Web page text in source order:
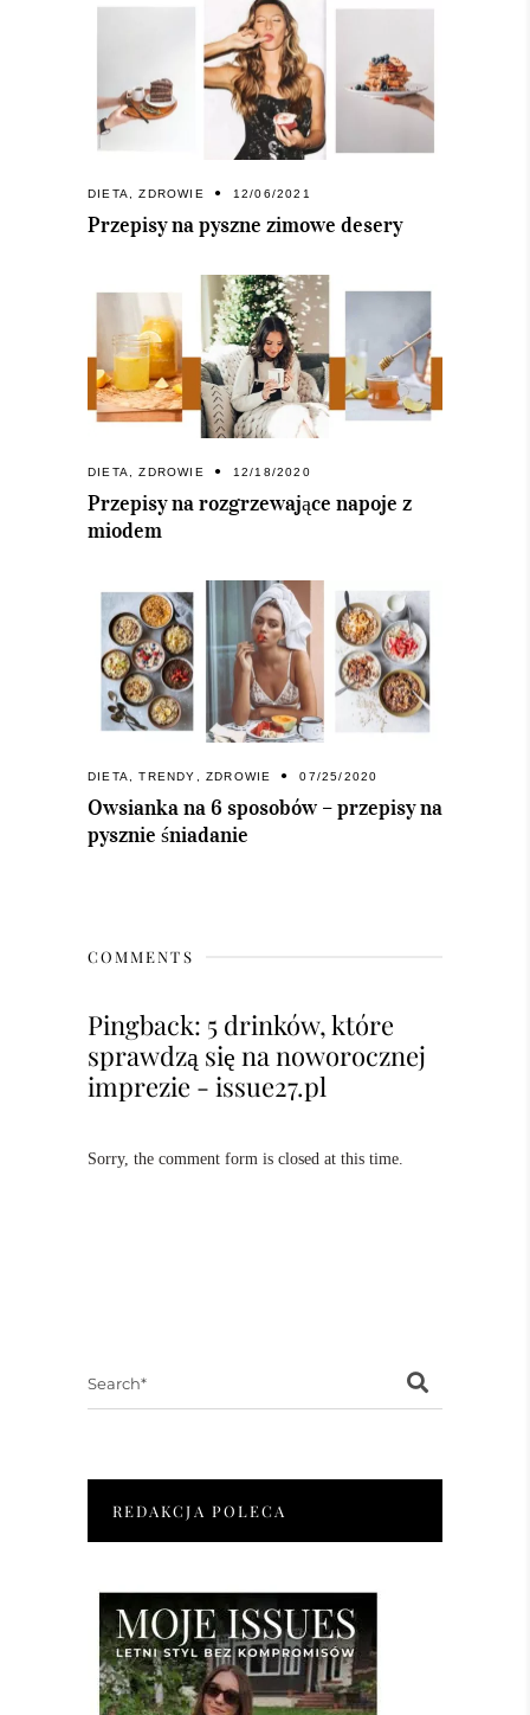
DIETA ,ZDROWIE 12/06/2021
Przepisy na pyszne zimowe desery
DIETA ,ZDROWIE 12/18/2020
Przepisy na rozgrzewające napoje z
miodem
DIETA ,TRENDY ,ZDROWIE 07/25/2020
Owsianka na 6 sposobów – przepisy na
pysznie śniadanie
COMMENTS
Pingback: 5 drinków, które
sprawdzą się na noworocznej
imprezie - issue27.pl
Sorry, the comment form is closed at this time.
REDAKCJA POLECA